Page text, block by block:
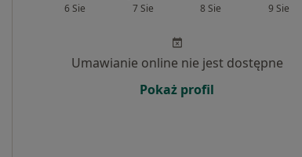
6 Sie 7 Sie 8 Sie 9 Sie
Umawianie online nie jest dostępne
Pokaż profil